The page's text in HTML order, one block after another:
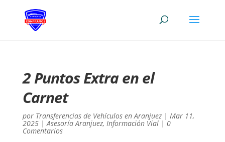
2 Puntos Extra en el
Carnet
por Transferencias de Vehículos en Aranjuez| Mar 11,
2025|Asesoría Aranjuez, Información Vial|0
Comentarios